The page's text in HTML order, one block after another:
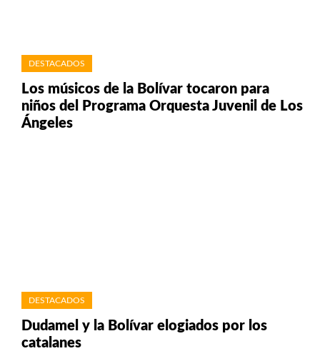
DESTACADOS
Los músicos de la Bolívar tocaron para
niños del Programa Orquesta Juvenil de Los
Ángeles
DESTACADOS
Dudamel y la Bolívar elogiados por los
catalanes